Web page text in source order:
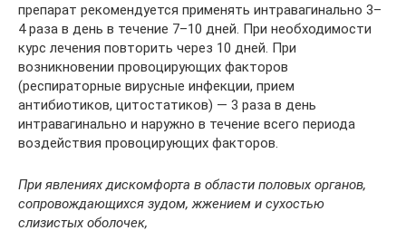
препарат рекомендуется применять интравагинально 3–
4 раза в день в течение 7–10 дней. При необходимости
курс лечения повторить через 10 дней. При
возникновении провоцирующих факторов
(респираторные вирусные инфекции, прием
антибиотиков, цитостатиков) — 3 раза в день
интравагинально и наружно в течение всего периода
воздействия провоцирующих факторов.
При явлениях дискомфорта в области половых органов,
сопровождающихся зудом, жжением и сухостью
слизистых оболочек,